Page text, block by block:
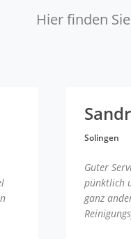
Hier finden
Solingen
Guter
pünktlich
ganz